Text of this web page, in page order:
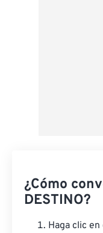
¿Cómo
DESTINO?
Haga clic